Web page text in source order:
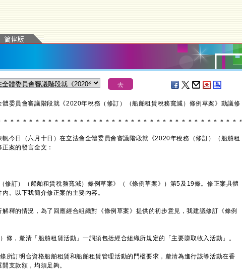
委員會審議階段就《2020年稅務（修訂）（船舶租賃稅務寬減）條例草案》動議修
＊ ＊ ＊ ＊ ＊ ＊ ＊ ＊ ＊ ＊ ＊ ＊ ＊ ＊ ＊ ＊ ＊ ＊ ＊ ＊ ＊ ＊ ＊ ＊ ＊ ＊ ＊ ＊ ＊ ＊ ＊ ＊ ＊ ＊ ＊ ＊ ＊ ＊
日（六月十日）在立法會全體委員會審議階段就《2020年稅務（修訂）（船舶租
案的發言全文：
訂）（船舶租賃稅務寬減）條例草案》（《條例草案》）第5及19條。修正案具體
。以下我簡介修正案的主要內容。
的情況，為了回應經合組織對《條例草案》提供的初步意見，我建議修訂《條例
條，釐清「船舶租賃活動」一詞須包括經合組織所規定的「主要賺取收入活動」。
所訂明合資格船舶租賃和船舶租賃管理活動的門檻要求，釐清為進行該等活動在香
支款額，均須足夠。